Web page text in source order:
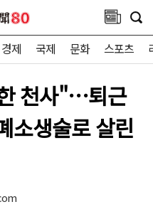
경제 국제 문화 스포츠
천사"…퇴근
소생술로 살린